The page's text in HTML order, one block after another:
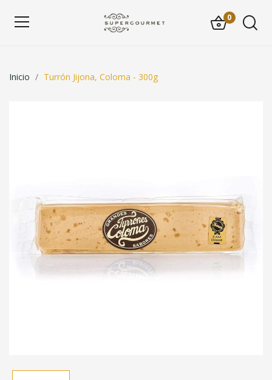
0
Inicio Turrón Jijona, Coloma - 300g